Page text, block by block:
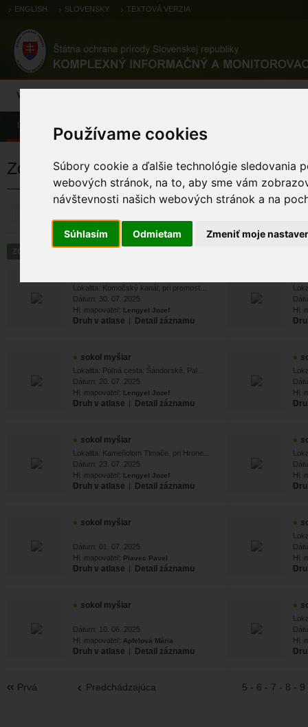
Používame cookies
Súbory cookie a ďalšie technológie sledovania
webových stránok, na to, aby sme vám
návštevnosti našich webových stránok a na
Súhlasím Odmietam Zmeniť moje
ENGLISH SLOVENSKY TEXTOVÁ VERZIA
Výsledky monitoringu
Úvod Pozorovania a výskytové dáta
Zoologické výskytové záznamy
Lokalita: Komočský kanál, pri premost...
Dátum: 30. 07. 2025
Hl. mapovateľ: Lengyel Jozef
Druh v atlase | Detail záznamu
Hl.
sokol myšiar
Lokalita: Poľná cesta: Šándorské, Pal...
Dátum: 20. 07. 2025
Hl. mapovateľ: Lengyel Jozef
Druh v atlase | Detail záznamu
Hl.
sokol myšiar
Lokalita: Kameňolom Tlmače, pri Hrone...
Dátum: 23. 07. 2025
Hl. mapovateľ: Lengyel Jozef
Druh v atlase | Detail záznamu
Hl.
sokol myšiar
Dátum: 01. 07. 2025
Hl. mapovateľ: Plavec Pavel
Druh v atlase | Detail záznamu
Hl.
sokol myšiar
Dátum: 10. 06. 2025
Hl. mapovateľ: Apfelová Mária
Druh v atlase | Detail záznamu
Hl.
Prvá Predchádzajúca 5 - 6 - 7 - 8 - 9